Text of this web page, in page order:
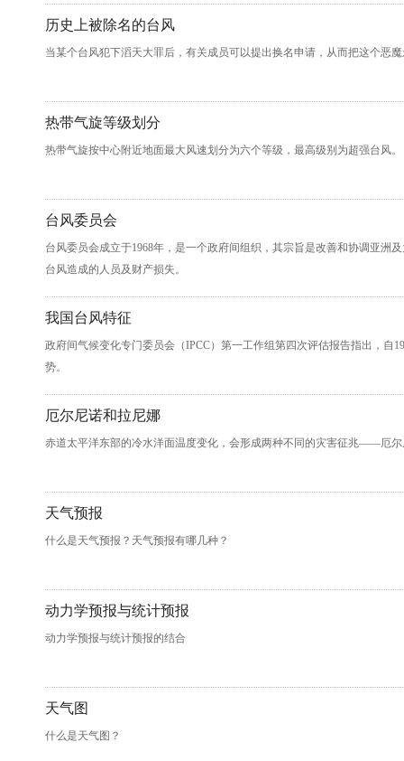
历史上被除名的台风
当某个台风犯下滔天大罪后，有关成员可以提出换名申请，从而把这个恶
热带气旋等级划分
热带气旋按中心附近地面最大风速划分为六个等级，最高级别为超强台风。
台风委员会
台风委员会成立于1968年，是一个政府间组织，其宗旨是改善和协调亚洲
台风造成的人员及财产损失。
我国台风特征
政府间气候变化专门委员会（IPCC）第一工作组第四次评估报告指出，自
势。
厄尔尼诺和拉尼娜
赤道太平洋东部的冷水洋面温度变化，会形成两种不同的灾害征兆——厄尔
天气预报
什么是天气预报？天气预报有哪几种？
动力学预报与统计预报
动力学预报与统计预报的结合
天气图
什么是天气图？